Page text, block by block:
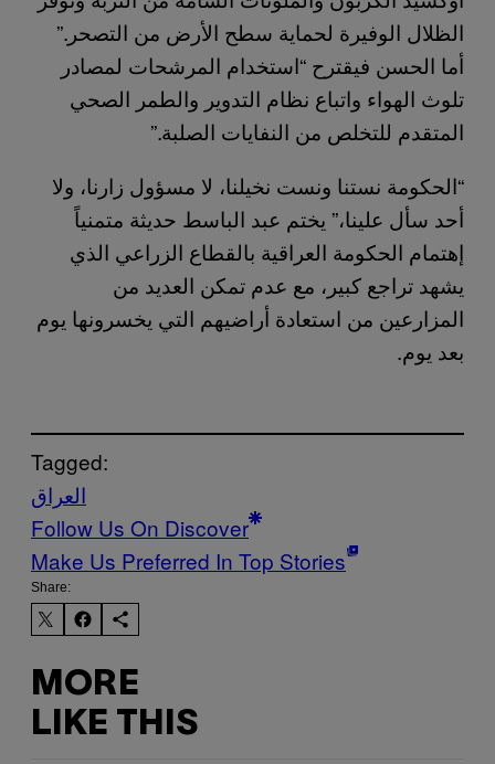
الظلال الوفيرة لحماية سطح الأرض من التصحر.”
أما الحسن فيقترح “استخدام المرشحات لمصادر
تلوث الهواء واتباع نظام التدوير والطمر الصحي
المتقدم للتخلص من النفايات الصلبة.”
“الحكومة نستنا ونست نخيلنا، لا مسؤول زارنا، ولا
أحد سأل علينا،” يختم عبد الباسط حديثة متمنياً
إهتمام الحكومة العراقية بالقطاع الزراعي الذي
يشهد تراجع كبير، مع عدم تمكن العديد من
المزارعين من استعادة أراضيهم التي يخسرونها يوم
بعد يوم.
Tagged:
العراق
Follow Us On Discover
Make Us Preferred In Top Stories
Share:
MORE
LIKE THIS